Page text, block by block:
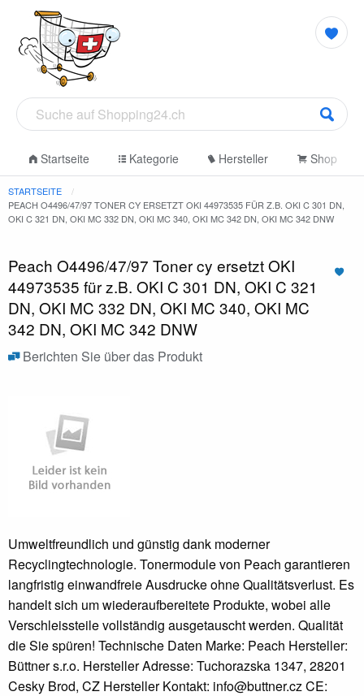
Startseite Kategorie Hersteller Shop
STARTSEITE
PEACH O4496/47/97 TONER CY ERSETZT OKI 44973535 FÜR Z.B. OKI C 301 DN,
OKI C 321 DN, OKI MC 332 DN, OKI MC 340, OKI MC 342 DN, OKI MC 342 DNW
Peach O4496/47/97 Toner cy ersetzt OKI
44973535 für z.B. OKI C 301 DN, OKI C 321
DN, OKI MC 332 DN, OKI MC 340, OKI MC
342 DN, OKI MC 342 DNW
Berichten Sie über das Produkt
Umweltfreundlich und günstig dank moderner
Recyclingtechnologie. Tonermodule von Peach garantieren
langfristig einwandfreie Ausdrucke ohne Qualitätsverlust. Es
handelt sich um wiederaufbereitete Produkte, wobei alle
Verschleissteile vollständig ausgetauscht werden. Qualität
die Sie spüren! Technische Daten Marke: Peach Hersteller:
Büttner s.r.o. Hersteller Adresse: Tuchorazska 1347, 28201
Cesky Brod, CZ Hersteller Kontakt: info@buttner.cz CE: